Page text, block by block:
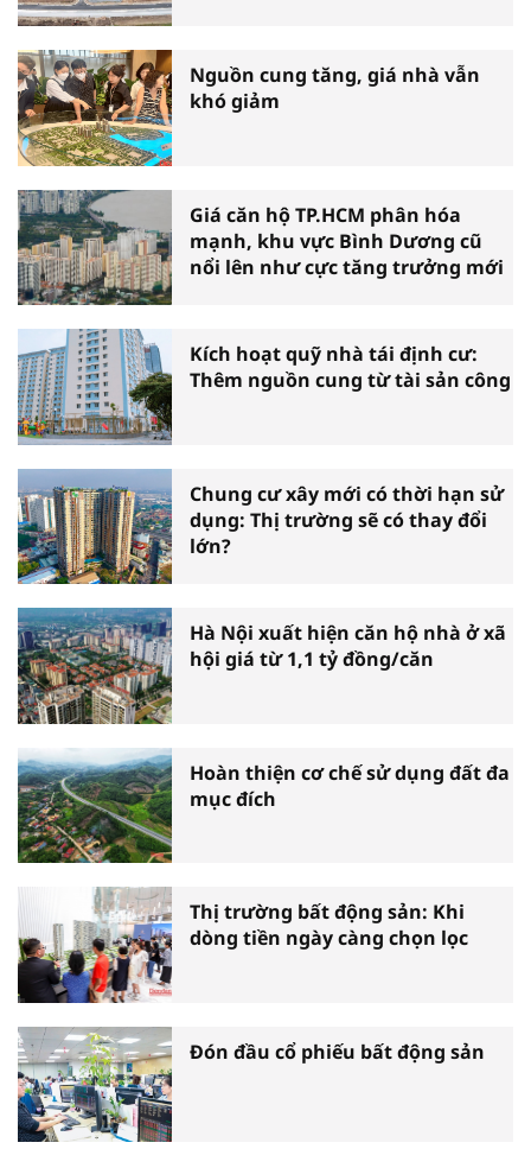
Nguồn cung tăng, giá nhà vẫn
khó giảm
Giá căn hộ TP.HCM phân hóa
mạnh, khu vực Bình Dương cũ
nổi lên như cực tăng trưởng mới
Kích hoạt quỹ nhà tái định cư:
Thêm nguồn cung từ tài sản công
Chung cư xây mới có thời hạn sử
dụng: Thị trường sẽ có thay đổi
lớn?
Hà Nội xuất hiện căn hộ nhà ở xã
hội giá từ 1,1 tỷ đồng/căn
Hoàn thiện cơ chế sử dụng đất đa
mục đích
Thị trường bất động sản: Khi
dòng tiền ngày càng chọn lọc
Đón đầu cổ phiếu bất động sản